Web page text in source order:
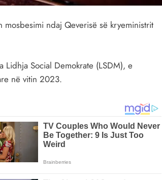
ndaj Qeverisë së kryeministrit
Lidhja Social Demokrate (LSDM), e
në vitin 2023.